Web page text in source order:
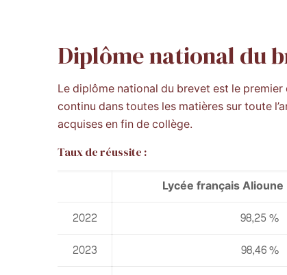
Diplôme national du
Le diplôme national du brevet est le
continu dans toutes les matières sur toute
acquises en fin de collège.
Taux de réussite :
Lycée français
2022
98,25 %
2023
98,46 %